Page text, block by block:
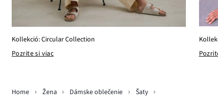
Kollekció: Circular Collection
Pozrite si viac
Home Žena Dámske oblečenie
Šaty